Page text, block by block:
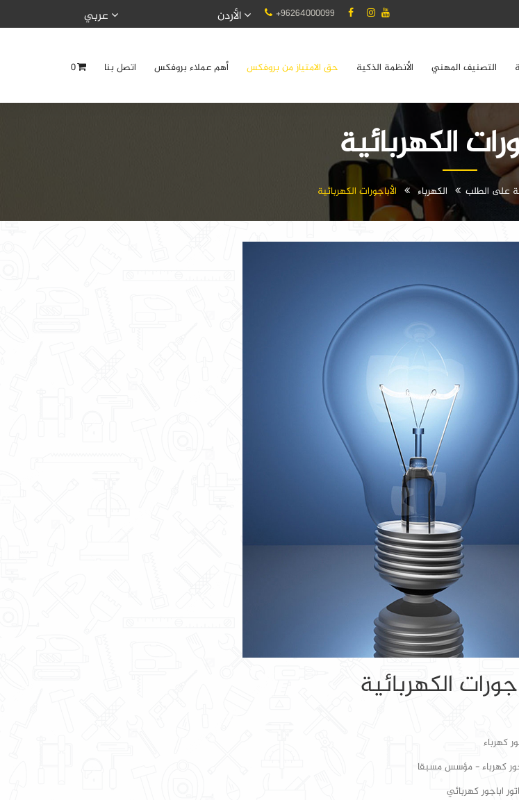
+96264000099
التصنيف المهني الأنظمة الذكية حق الامتياز من بروفكس أهم عملاء بروفكس اتصل بنا 0
الكهربائية
على الطلب الكهرباء الأباجورات الكهربائية
الكهربائية
كهرباء
كهرباء - مؤسس مسبقا
اباجور كهربائي